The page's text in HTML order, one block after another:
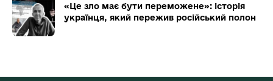
«Це зло має бути переможене»: історія
українця, який пережив російський полон